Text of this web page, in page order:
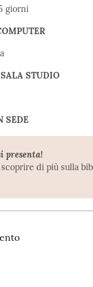
giorni
STUDIO
SEDE
presenta!
di più sulla